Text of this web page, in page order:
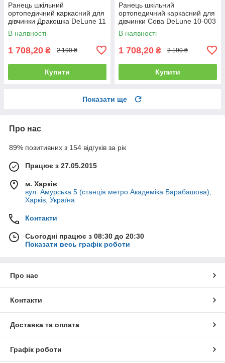
Ранець шкільний
ортопедичний каркасний для
дівчинки Дракошка DeLune 11
серія 11-028
В наявності
1 708,20 ₴ 2 190 ₴
Купити
Ранець шкільний
ортопедичний каркасний для
дівчинки Сова DeLune 10-003
В наявності
1 708,20 ₴ 2 190 ₴
Купити
Показати ще
Про нас
89% позитивних з 154 відгуків за рік
Працює з 27.05.2015
м. Харків
вул. Амурська 5 (станція метро Академіка Барабашова),
Харків, Україна
Контакти
Сьогодні працює з 08:30 до 20:30
Показати весь графік роботи
Про нас
Контакти
Доставка та оплата
Графік роботи